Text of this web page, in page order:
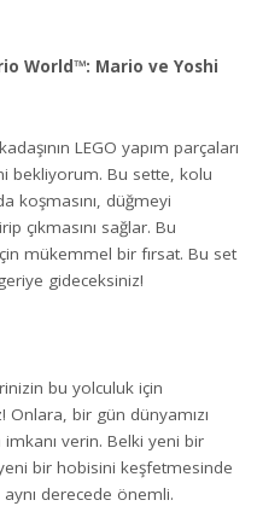
World™: Mario ve Yoshi
LEGO yapım parçaları
bekliyorum. Bu sette, kolu
koşmasını, düğmeyi
çıkmasını sağlar. Bu
mükemmel bir fırsat. Bu set
gideceksiniz!
bu yolculuk için
bir gün dünyamızı
verin. Belki yeni bir
bir hobisini keşfetmesinde
derecede önemli.